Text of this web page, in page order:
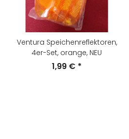
Ventura Speichenreflektoren,
4er-Set, orange, NEU
1,99 € *